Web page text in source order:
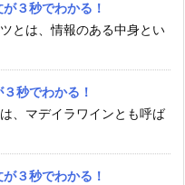
３秒でわかる！
とは、情報のある中身とい
秒でわかる！
、マデイラワインとも呼ば
３秒でわかる！